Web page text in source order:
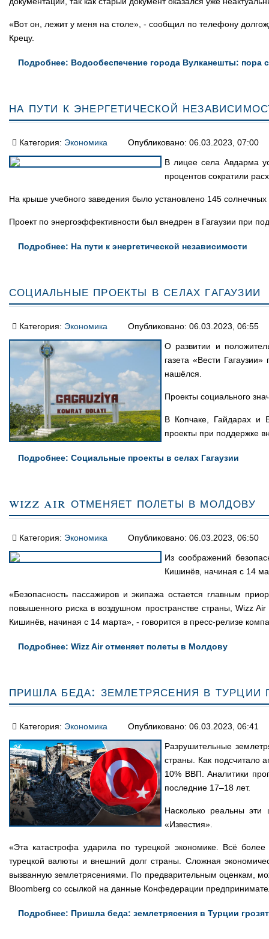
«Вот он, лежит у меня на столе», - сообщил по телефону
Крецу.
Подробнее: Водообеспечение города Вулканешты: пора
На пути к энергетической
Категория: Экономика Опубликовано: 06.03.2023, 07:00
В лицее села Авдарма
процентов сократили
На крыше учебного заведения было установлено 145
Проект по энергоэффективности был внедрен в Гагаузии при
Подробнее: На пути к энергетической независимости
Социальные проекты в селах Гагаузии
Категория: Экономика Опубликовано: 06.03.2023, 06:55
О развитии и
газета «Вести
нашёлся.
Проекты социального
В Копчаке, Гайдарах и
проекты при поддержке
Подробнее: Социальные проекты в селах Гагаузии
Wizz Air отменяет полеты в Молдову
Категория: Экономика Опубликовано: 06.03.2023, 06:50
Из соображений
Кишинёв, начиная с 14
«Безопасность пассажиров и экипажа остается главным
повышенного риска в воздушном пространстве страны, Wizz
Кишинёв, начиная с 14 марта», - говорится в пресс-релизе
Подробнее: Wizz Air отменяет полеты в Молдову
Пришла беда: землетрясения в
Категория: Экономика Опубликовано: 06.03.2023, 06:41
Разрушительные
страны. Как подсчитало
10% ВВП. Аналитики
последние 17–18 лет.
Насколько реальны
«Известия».
«Эта катастрофа ударила по турецкой экономике. Всё
турецкой валюты и внешний долг страны. Сложная
вызванную землетрясениями. По предварительным оценкам,
Bloomberg со ссылкой на данные Конфедерации
Подробнее: Пришла беда: землетрясения в Турции